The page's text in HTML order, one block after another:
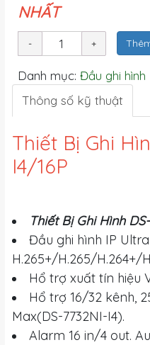
NHẤT
Danh mục: Đầu ghi hình
Thông số kỹ thuật
Thiết Bị Ghi
I4/16P
Thiết Bị Ghi Hình
Đầu ghi hình IP
H.265+/H.265/H.264+/
Hổ trợ xuất tín hiệu
Hổ trợ 16/32 kênh,
Max(DS-7732NI-I4).
Alarm 16 in/4 out.